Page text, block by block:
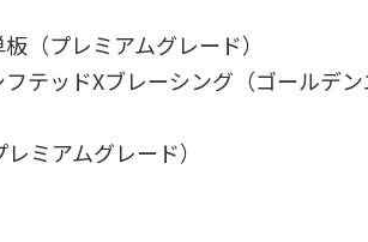
（プレミアムグレード）
テッドXブレーシング（ゴールデ
ミアムグレード）